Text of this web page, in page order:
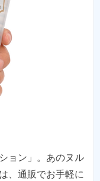
ョン」。あのヌル
、通販でお手軽に